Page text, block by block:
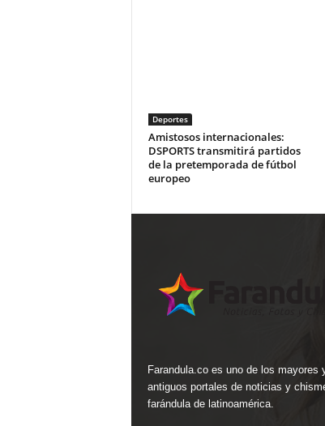
Deportes
Amistosos internacionales:
DSPORTS transmitirá partidos
de la pretemporada de fútbol
europeo
Farandula.co es uno de los mayores
antiguos portales de noticias y
farándula de latinoamérica.